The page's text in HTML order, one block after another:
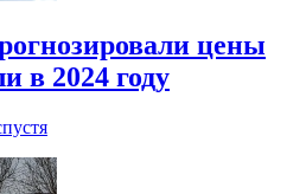
цены
в 2024 году